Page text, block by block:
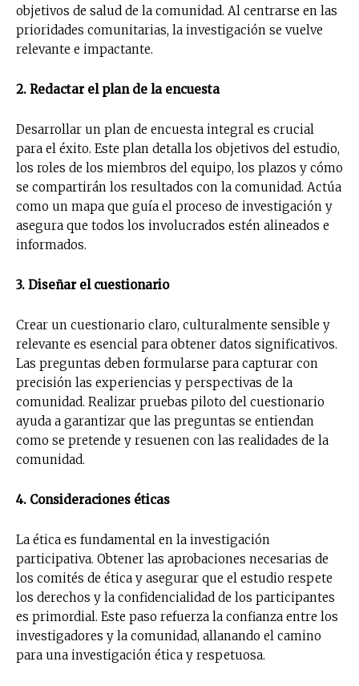
últimas noticias
Suscríbete a nuestro boletín diario y
recibe todas las noticias del vapeo y la
reducción de daños en tu correo
electrónico.
Subscribe to our daily clipping and
receive all the news of vaping and
tobacco harm reduction in your email.
objetivos de salud de la comunidad. Al centrarse en las
prioridades comunitarias, la investigación se vuelve
relevante e impactante.
2. Redactar el plan de la encuesta
Desarrollar un plan de encuesta integral es crucial
para el éxito. Este plan detalla los objetivos del estudio,
los roles de los miembros del equipo, los plazos y cómo
se compartirán los resultados con la comunidad. Actúa
como un mapa que guía el proceso de investigación y
asegura que todos los involucrados estén alineados e
informados.
3. Diseñar el cuestionario
Crear un cuestionario claro, culturalmente sensible y
relevante es esencial para obtener datos significativos.
Las preguntas deben formularse para capturar con
precisión las experiencias y perspectivas de la
comunidad. Realizar pruebas piloto del cuestionario
ayuda a garantizar que las preguntas se entiendan
como se pretende y resuenen con las realidades de la
comunidad.
4. Consideraciones éticas
La ética es fundamental en la investigación
participativa. Obtener las aprobaciones necesarias de
los comités de ética y asegurar que el estudio respete
los derechos y la confidencialidad de los participantes
es primordial. Este paso refuerza la confianza entre los
investigadores y la comunidad, allanando el camino
para una investigación ética y respetuosa.